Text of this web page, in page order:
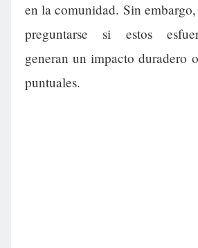
en la comunidad. Sin
preguntarse si estos
generan un impacto duradero
puntuales.